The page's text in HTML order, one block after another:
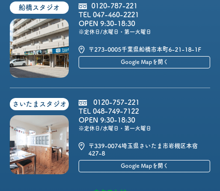
船橋スタジオ
0120-787-221
TEL 047-460-2221
OPEN 9:30-18:30
※定休日/水曜日・第一火曜日
〒273-0005千葉県船橋市本町6-21-18-1F
Google Mapを開く
さいたまスタジオ
0120-757-221
TEL 048-749-7122
OPEN 9:30-18:30
※定休日/水曜日・第一火曜日
〒339-0074埼玉県さいたま市岩槻区本宿
427-8
Google Mapを開く